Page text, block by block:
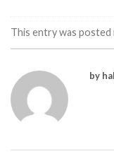
This entry was posted
by